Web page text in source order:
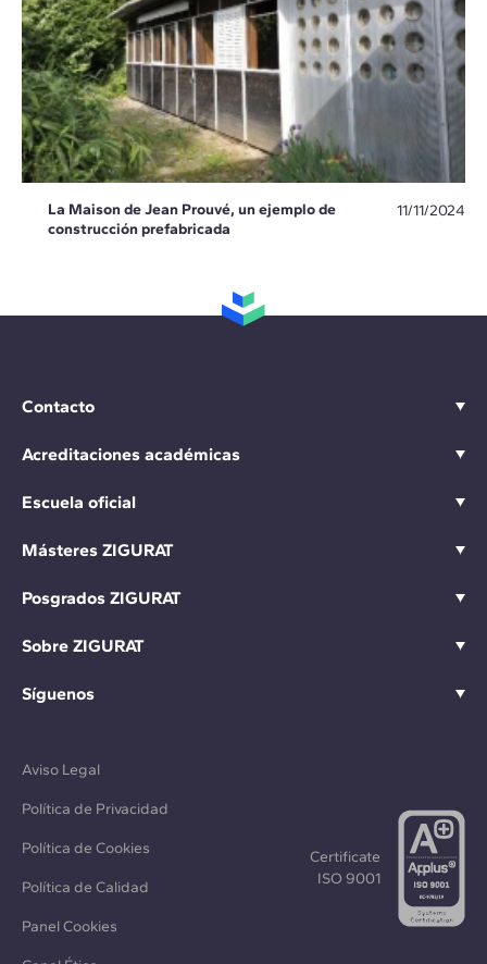
La Maison de Jean Prouvé, un ejemplo de
construcción prefabricada
11/11/2024
Contacto
Acreditaciones académicas
Escuela oficial
Másteres ZIGURAT
Posgrados ZIGURAT
Sobre ZIGURAT
Síguenos
Aviso Legal
Política de Privacidad
Política de Cookies
Política de Calidad
Panel Cookies
Certificate
ISO 9001